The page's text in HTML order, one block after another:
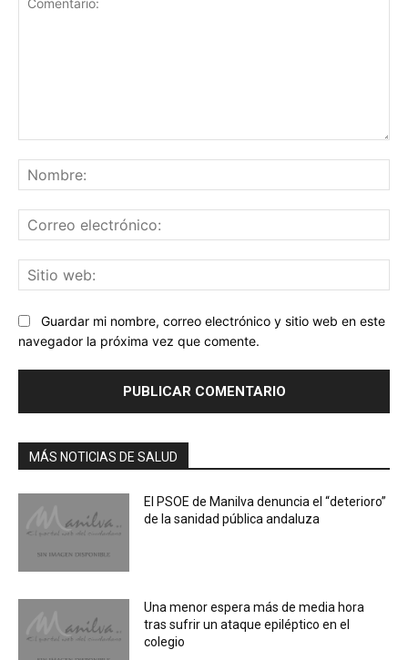
Guardar mi nombre, correo electrónico y sitio web en este
navegador la próxima vez que comente.
MÁS NOTICIAS DE SALUD
El PSOE de Manilva denuncia el “deterioro”
de la sanidad pública andaluza
Una menor espera más de media hora
tras sufrir un ataque epiléptico en el
colegio